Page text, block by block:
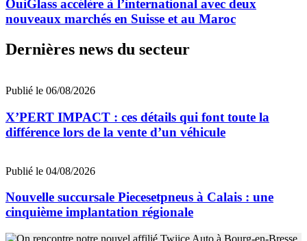
OuiGlass accélère à l’international avec deux
nouveaux marchés en Suisse et au Maroc
Dernières news du secteur
Publié le 06/08/2026
X’PERT IMPACT : ces détails qui font toute la
différence lors de la vente d’un véhicule
Publié le 04/08/2026
Nouvelle succursale Piecesetpneus à Calais : une
cinquième implantation régionale